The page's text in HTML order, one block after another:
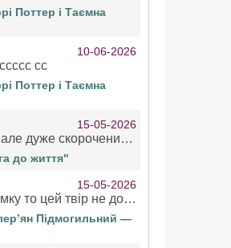
Поттер і Таємна
10-06-2026
сс
Поттер і Таємна
15-05-2026
Твір класний але дуже скорочений якщо вже озвучуєте то бажано цілі твори
до життя"
15-05-2026
Як на мою думку то цей твір не дотягує бути у топ 100 аудіокниг
Підмогильний —